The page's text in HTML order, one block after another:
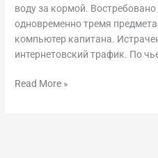
воду за кормой.
одновременно тремя
компьютер капитана.
интернетовский трафик. По
Read More »